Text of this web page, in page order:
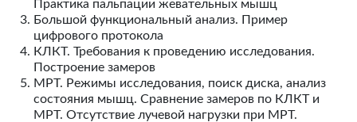
Практика пальпации жевательных мышц
Большой функциональный анализ. Пример
цифрового протокола
КЛКТ. Требования к проведению исследования.
Построение замеров
МРТ. Режимы исследования, поиск диска, анализ
состояния мышц. Сравнение замеров по КЛКТ и
МРТ. Отсутствие лучевой нагрузки при МРТ.